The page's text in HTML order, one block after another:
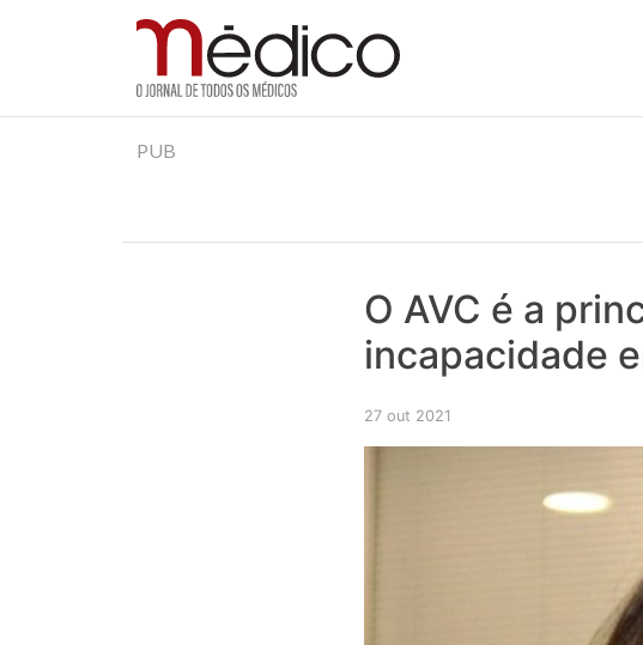
Jornal Médico
Médico – O Jornal de Todos os Médicos. Onde as notícias
PUB
O AVC é a
incapacidade
27 out 2021